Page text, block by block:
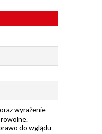
wyrażenie
do wglądu